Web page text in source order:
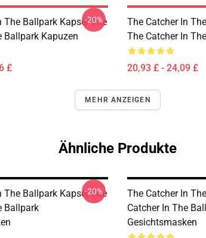
The Ballpark Kapsel The
Ballpark Kapuzen
£
-20%
The Catcher In
The Catcher In
20,93 £ - 24,09 £
MEHR ANZEIGEN
Ähnliche Produkte
The Ballpark Kapsel The
Ballpark
-20%
The Catcher In
Catcher In The
Gesichtsmasken